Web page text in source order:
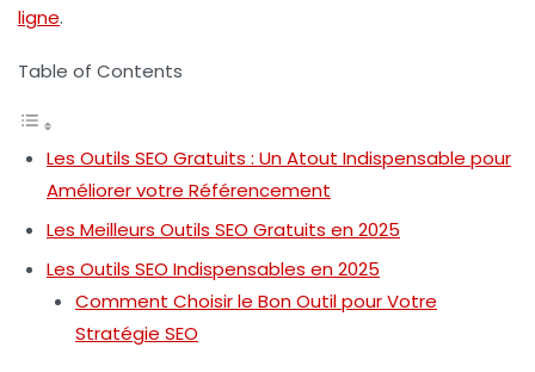
ligne.
Table of Contents
Les Outils SEO Gratuits : Un Atout Indispensable pour
Améliorer votre Référencement
Les Meilleurs Outils SEO Gratuits en 2025
Les Outils SEO Indispensables en 2025
Comment Choisir le Bon Outil pour Votre
Stratégie SEO